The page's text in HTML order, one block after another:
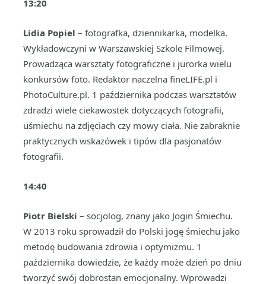
13:20
Lidia Popiel – fotografka, dziennikarka, modelka.
Wykładowczyni w Warszawskiej Szkole Filmowej.
Prowadząca warsztaty fotograficzne i jurorka wielu
konkursów foto. Redaktor naczelna fineLIFE.pl i
PhotoCulture.pl. 1 października podczas warsztatów
zdradzi wiele ciekawostek dotyczących fotografii,
uśmiechu na zdjęciach czy mowy ciała. Nie zabraknie
praktycznych wskazówek i tipów dla pasjonatów
fotografii.
14:40
Piotr Bielski – socjolog, znany jako Jogin Śmiechu.
W 2013 roku sprowadził do Polski jogę śmiechu jako
metodę budowania zdrowia i optymizmu. 1
października dowiedzie, że każdy może dzień po dniu
tworzyć swój dobrostan emocjonalny. Wprowadzi